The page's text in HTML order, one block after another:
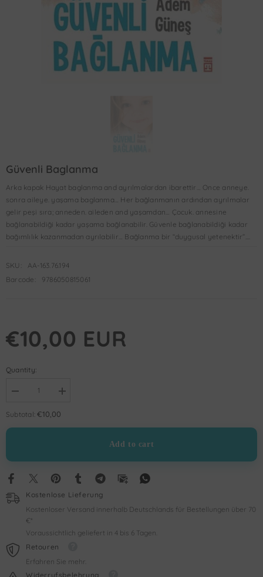
Güvenli Baglanma
Arka kapak Hayat baglanma and ayrılmalardan ibarettir… Once anneye.
sonra aileye. yaşama baglanma… Her bağlanmanın ardından ayrılmalar
gelir peşi sıra; anneden. aileden and yaşamdan… Çocuk. annesine
bağlanabildiği kadar yaşama bağlanabilir. Güvenle bağlanabildiği kadar
bağımlılık kazanmadan ayrılabilir… Bağlanma bir “duygusal yetenektir”....
SKU:
AA-163.76.194
Barcode:
9786050815061
€10,00 EUR
Quantity:
Decrease
for
Baglanma
Increase
Baglanma
Subtotal:€10,00
Add to cart
Kostenlose Lieferung
Kostenloser Versand innerhalb Deutschlands für Bestellungen über 70
€*
Voraussichtlich geliefert in 4 bis 6 Tagen.
Retouren
Erfahren Sie mehr.
Widerrufsbelehrung